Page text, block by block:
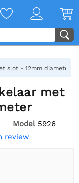
slot - 12mm diameter
met
Model 5926
review